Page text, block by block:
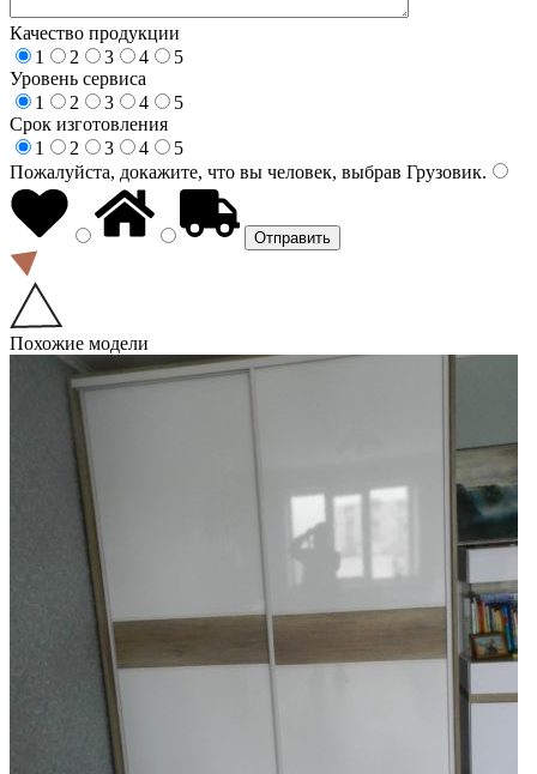
Качество продукции
1
2 3 4
5
Уровень сервиса
1
2 3 4
5
Срок изготовления
1
2 3 4
5
Пожалуйста, докажите, что вы человек, выбрав Грузовик.
Похожие модели